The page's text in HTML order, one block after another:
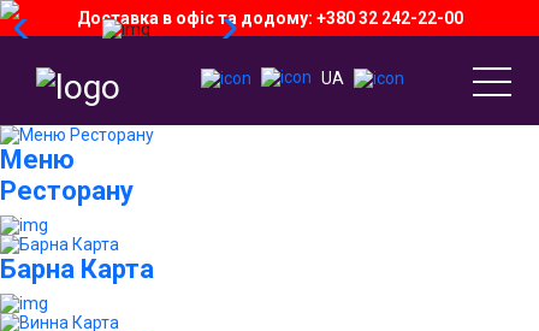
Доставка в офіс та додому: +380 32 242-22-00
UA
Меню
Ресторану
Барна Карта